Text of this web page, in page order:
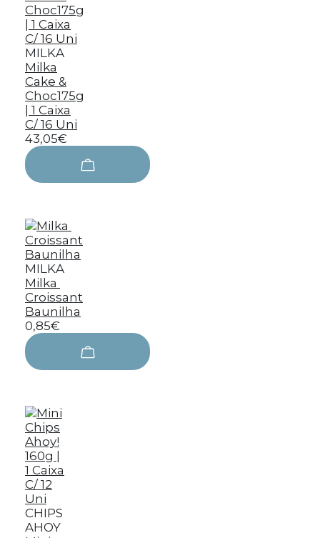
MILKA
Milka
Cake &
Choc175g
| 1 Caixa
C/ 16 Uni
43,05€
MILKA
Milka
Croissant
Baunilha
0,85€
CHIPS
AHOY